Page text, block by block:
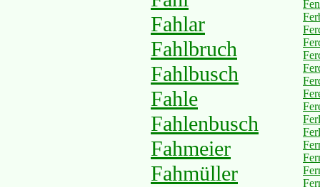
Fahlar
Fahlbruch
Fahlbusch
Fahle
Fahlenbusch
Fahmeier
Fahmüller